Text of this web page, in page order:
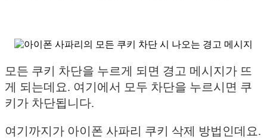
모든 쿠키 차단을 누르게 되면 경고 메시지가 뜨
게 되는데요. 여기에서 모두 차단을 누르시면 쿠
키가 차단됩니다.
여기까지가 아이폰 사파리 쿠키 삭제 방법인데요.